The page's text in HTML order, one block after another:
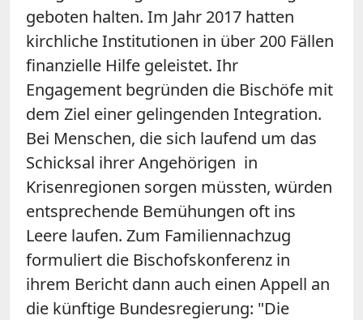
geboten halten. Im Jahr 2017 hatten
kirchliche Institutionen in über 200 Fällen
finanzielle Hilfe geleistet. Ihr
Engagement begründen die Bischöfe mit
dem Ziel einer gelingenden Integration.
Bei Menschen, die sich laufend um das
Schicksal ihrer Angehörigen in
Krisenregionen sorgen müssten, würden
entsprechende Bemühungen oft ins
Leere laufen. Zum Familiennachzug
formuliert die Bischofskonferenz in
ihrem Bericht dann auch einen Appell an
die künftige Bundesregierung: "Die